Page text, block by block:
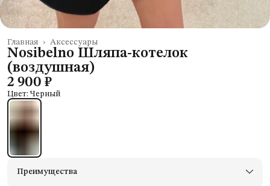
Аксессуары
Главная ›
Nosibelno Шляпа-котелок
(воздушная)
2 900 ₽
Цвет: Черный
Преимущества